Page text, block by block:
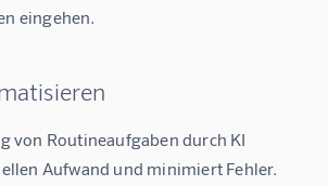
eingehen.
von Routineaufgaben durch KI
Aufwand und minimiert Fehler.